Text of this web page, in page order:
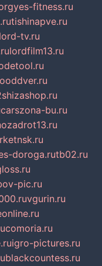
yes-fitness.ru
tishinapve.ru
lord-tv.ru
lordfilm13.ru
carszona-bu.ru
doroga.rutb02.ru
pic.ru
vgurin.ru
igro-pictures.ru
blackcountess.ru